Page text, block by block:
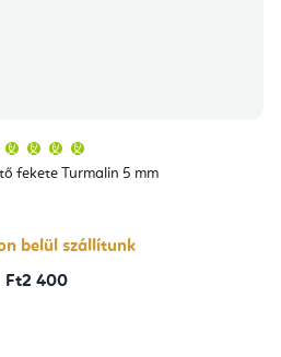
fekete Turmalin 5 mm
átlagos
értékelése
csillag.
belül szállítunk
Ft2 400